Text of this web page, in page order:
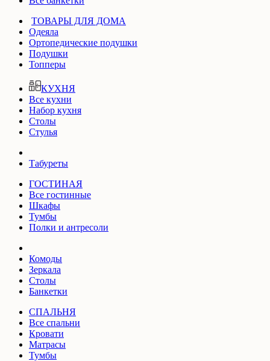
ТОВАРЫ ДЛЯ ДОМА
Одеяла
Ортопедические подушки
Подушки
Топперы
КУХНЯ
Все кухни
Набор кухня
Столы
Стулья
Табуреты
ГОСТИНАЯ
Все гостинные
Шкафы
Тумбы
Полки и антресоли
Комоды
Зеркала
Столы
Банкетки
СПАЛЬНЯ
Все спальни
Кровати
Матрасы
Тумбы